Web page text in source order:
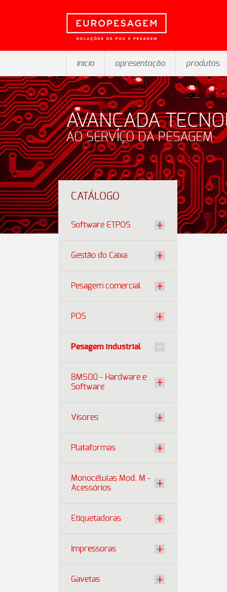
inicio apresentação produtos
AVANÇADA
AO SERVIÇO DA PESAGEM
CATÁLOGO
Software ETPOS
Gestão do Caixa
Pesagem comercial
POS
Pesagem industrial
BM500 - Hardware e
Software
Visores
Plataformas
Monocélulas Mod. M -
Acessórios
Etiquetadoras
Impressoras
Gavetas